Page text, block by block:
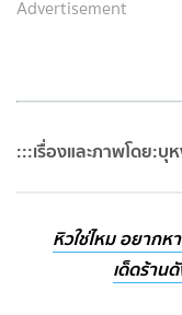
Advertisement
:::เรื่องและภาพโดย:บุ
หิวใช่ไหม อยากห
เด็ดร้าน